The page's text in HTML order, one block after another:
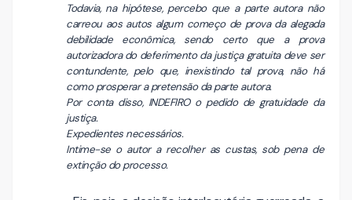
Todavia, na hipótese, percebo que a parte autora não
carreou aos autos algum começo de prova da alegada
debilidade econômica, sendo certo que a prova
autorizadora do deferimento da justiça gratuita deve ser
contundente, pelo que, inexistindo tal prova, não há
como prosperar a pretensão da parte autora.
Por conta disso, INDEFIRO o pedido de gratuidade da
justiça.
Expedientes necessários.
Intime-se o autor a recolher as custas, sob pena de
extinção do processo.